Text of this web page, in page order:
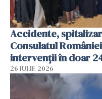
Accidente,
Consulatul
intervenții în doar
26 IULIE 2026